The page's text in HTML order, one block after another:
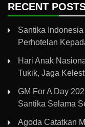
RECENT
Santika
Perhotelan
Hari Anak
Tukik, Jaga
GM For A Day
Santika Selama
Agoda Catatkan